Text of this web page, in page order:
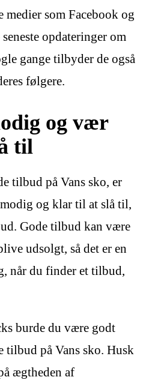
medier som Facebook og
opdateringer om
gange tilbyder de også
følgere.
og vær
til
tilbud på Vans sko, er
og klar til at slå til,
Gode tilbud kan være
udsolgt, så det er en
når du finder et tilbud,
burde du være godt
tilbud på Vans sko. Husk
ægtheden af